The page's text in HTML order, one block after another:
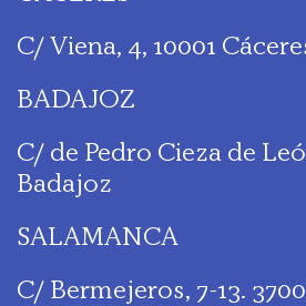
C/ Viena, 4, 10001
BADAJOZ
C/ de Pedro Cieza de
Badajoz
SALAMANCA
C/ Bermejeros, 7-13.